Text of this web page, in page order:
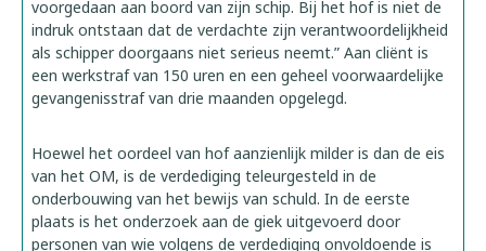
voorgedaan aan boord van zijn schip. Bij het hof is niet de
indruk ontstaan dat de verdachte zijn verantwoordelijkheid
als schipper doorgaans niet serieus neemt.” Aan cliënt is
een werkstraf van 150 uren en een geheel voorwaardelijke
gevangenisstraf van drie maanden opgelegd.
Hoewel het oordeel van hof aanzienlijk milder is dan de eis
van het OM, is de verdediging teleurgesteld in de
onderbouwing van het bewijs van schuld. In de eerste
plaats is het onderzoek aan de giek uitgevoerd door
personen van wie volgens de verdediging onvoldoende is